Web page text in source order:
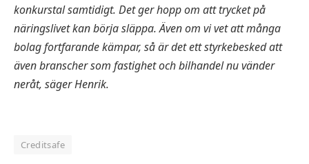
konkurstal samtidigt. Det ger hopp om att trycket på
näringslivet kan börja släppa. Även om vi vet att många
bolag fortfarande kämpar, så är det ett styrkebesked att
även branscher som fastighet och bilhandel nu vänder
neråt, säger Henrik.
Creditsafe